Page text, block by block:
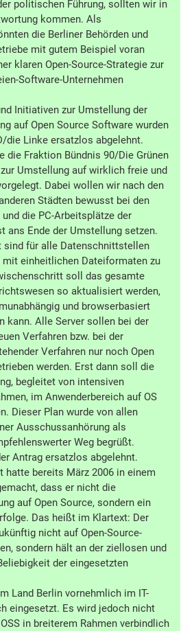
politischen Führung, sollten wir in
kommen. Als
die Berliner Behörden und
mit gutem Beispiel voran
klaren Open-Source-Strategie zur
Software-Unternehmen
Initiativen zur Umstellung der
auf Open Source Software wurden
die Linke ersatzlos abgelehnt.
die Fraktion Bündnis 90/Die Grünen
Umstellung auf wirklich freie und
Dabei wollen wir nach den
Städten bewusst bei den
und die PC-Arbeitsplätze der
ans Ende der Umstellung setzen.
sind für alle Datenschnittstellen
mit einheitlichen Dateiformaten zu
soll das gesamte
so aktualisiert werden,
und browserbasiert
kann. Alle Server sollen bei der
Verfahren bzw. bei der
Verfahren nur noch Open
werden. Erst dann soll die
begleitet von intensiven
im Anwenderbereich auf OS
Dieser Plan wurde von allen
Ausschussanhörung als
Weg begrüßt.
Antrag ersatzlos abgelehnt.
hatte bereits März 2006 in einem
dass er nicht die
auf Open Source, sondern ein
Das heißt im Klartext: Der
nicht auf Open-Source-
sondern hält an der ziellosen und
der eingesetzten
Land Berlin vornehmlich im IT-
eingesetzt. Es wird jedoch nicht
in breiterem Rahmen verbindlich